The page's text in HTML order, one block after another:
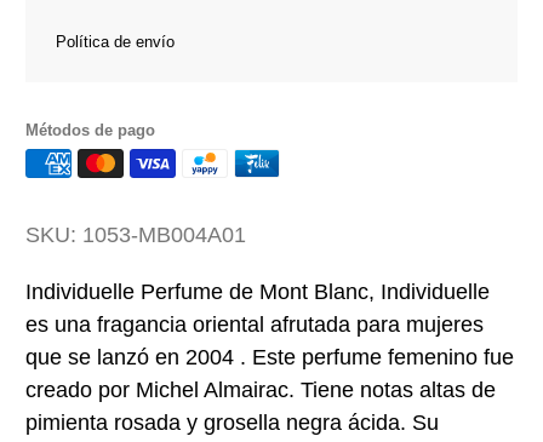
Política de envío
Métodos de pago
SKU: 1053-MB004A01
Individuelle Perfume de Mont Blanc, Individuelle
es una fragancia oriental afrutada para mujeres
que se lanzó en 2004 . Este perfume femenino fue
creado por Michel Almairac. Tiene notas altas de
pimienta rosada y grosella negra ácida. Su